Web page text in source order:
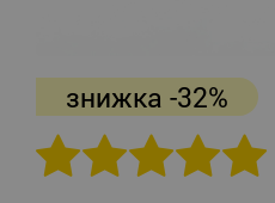
знижка -32%